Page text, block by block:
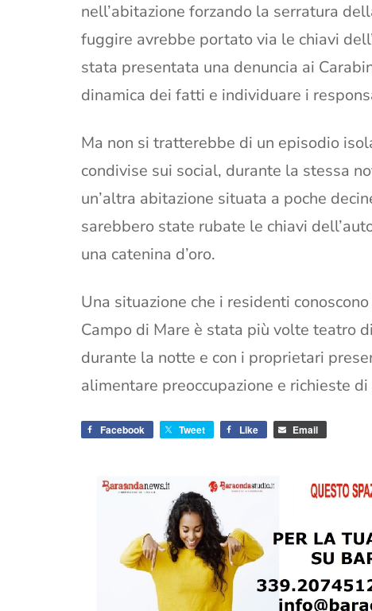
nell’abitazione forzando la serratura
fuggire avrebbe portato via le chiavi
stata presentata una denuncia ai
dinamica dei fatti e individuare i
Ma non si tratterebbe di un episodio
condivise sui social, durante la stessa
un’altra abitazione situata a poche
sarebbero state rubate le chiavi
una catenina d’oro.
Una situazione che i residenti
Campo di Mare è stata più volte teatro
durante la notte e con i proprietari
alimentare preoccupazione e richieste
Facebook Tweet Like Email